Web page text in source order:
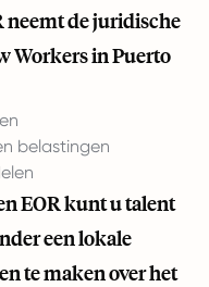
neemt de juridische
Workers in Puerto
belastingen
EOR kunt u talent
een lokale
te maken over het